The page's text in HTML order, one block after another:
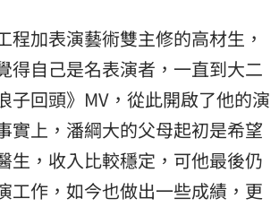
程加表演藝術雙主修的高材生，
得自己是名表演者，一直到大二
子回頭》MV，從此開啟了他的演
實上，潘綱大的父母起初是希望
生，收入比較穩定，可他最後仍
工作，如今也做出一些成績，更